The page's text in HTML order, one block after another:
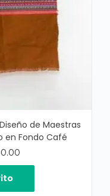
de Maestras
en Fondo Café
El
precio
es: